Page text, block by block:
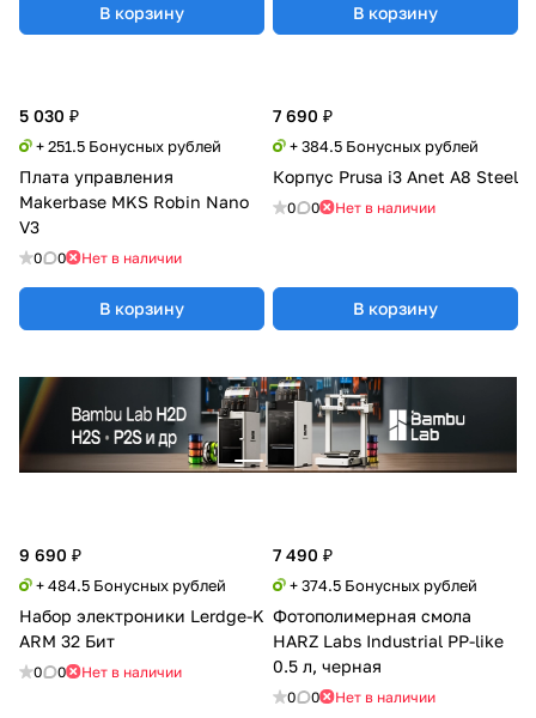
В корзину В корзину
5 030 ₽
+ 251.5 Бонусных рублей
Плата управления
Makerbase MKS Robin Nano
V3
0 0 Нет в наличии
В корзину
7 690 ₽
+ 384.5 Бонусных рублей
Корпус Prusa i3 Anet A8 Steel
0 0 Нет в наличии
В корзину
9 690 ₽
+ 484.5 Бонусных рублей
Набор электроники Lerdge-K
ARM 32 Бит
0 0 Нет в наличии
7 490 ₽
+ 374.5 Бонусных рублей
Фотополимерная смола
HARZ Labs Industrial PP-like
0.5 л, черная
0 0 Нет в наличии